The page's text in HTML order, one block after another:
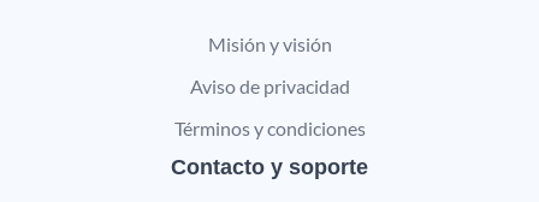
Misión y visión
Aviso de privacidad
Términos y condiciones
Contacto y soporte